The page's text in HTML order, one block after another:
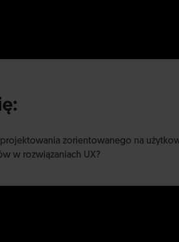
zorientowanego na
w rozwiązaniach UX?